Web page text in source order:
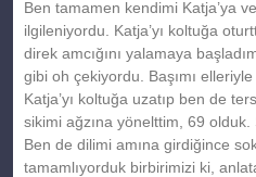
Ben tamamen kendimi Katja’ya
ilgileniyordu. Katja’yı koltuğa
direk amcığını yalamaya
gibi oh çekiyordu. Başımı elleriyle
Katja’yı koltuğa uzatıp ben de
sikimi ağzına yönelttim, 69 olduk.
Ben de dilimi amına girdiğince
tamamlıyorduk birbirimizi ki,